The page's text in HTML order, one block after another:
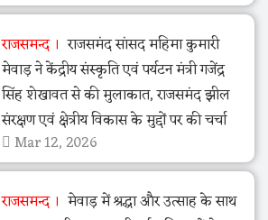
राजसमन्द
राजसमंद सांसद महिमा कुमारी
मेवाड़ ने केंद्रीय संस्कृति एवं पर्यटन मंत्री गजेंद्र
सिंह शेखावत से की मुलाकात, राजसमंद झील
संरक्षण एवं क्षेत्रीय विकास के मुद्दों पर की चर्चा
Mar 12, 2026
राजसमन्द
मेवाड़ में श्रद्धा और उत्साह के साथ